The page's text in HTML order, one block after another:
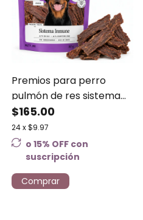
Premios para perro
pulmón de res sistema
inmune 80g - Mutt
$165.00
24x$9.97
o 15% OFF con
suscripción
Comprar